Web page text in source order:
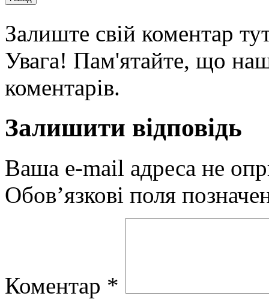
Залиште свій коментар
Увага! Пам'ятайте, що
коментарів.
Залишити відповідь
Ваша e-mail адреса не
Обов’язкові поля
Коментар *